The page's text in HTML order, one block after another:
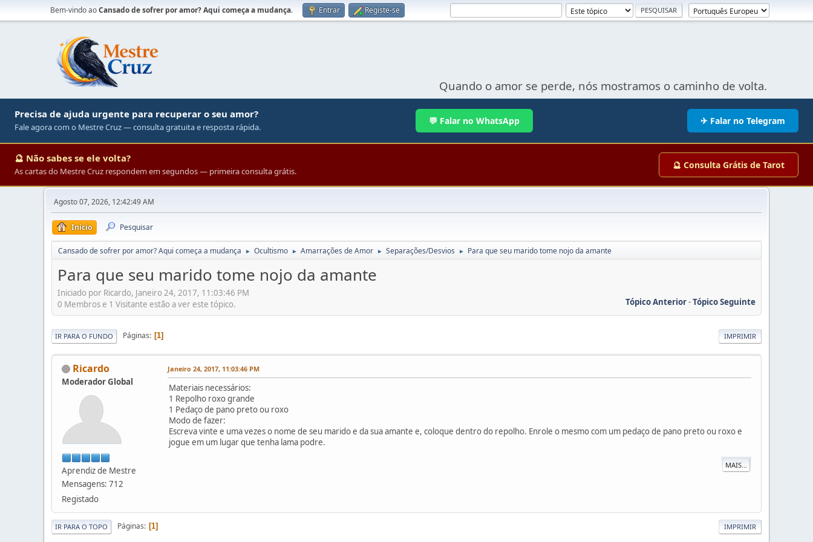
Bem-vindo aoCansado de sofrer por amor? Aqui começa a mudança. Entrar Registe-se
Quando o amor se perde, nós mostramos o caminho de volta.
Precisa de ajuda urgente para recuperar o seu amor?
Fale agora com o Mestre Cruz — consulta gratuita e resposta rápida.
💬 Falar no WhatsApp ✈ Falar no Telegram
🔮 Não sabes se ele volta?
As cartas do Mestre Cruz respondem em segundos — primeira consulta grátis.
🔮 Consulta Grátis de Tarot
Agosto 07, 2026, 12:42:49 AM
Início Pesquisar
Cansado de sofrer por amor? Aqui começa a mudança ► Ocultismo ► Amarrações de Amor ► Separações/Desvios ► Para que seu marido tome nojo da amante
Para que seu marido tome nojo da amante
Iniciado por Ricardo, Janeiro 24, 2017, 11:03:46 PM
Tópico Anterior-Tópico Seguinte
0 Membros e 1 Visitante estão a ver este tópico.
IMPRIMIR
IR PARA O FUNDO Páginas 1
Ricardo
Moderador Global
Aprendiz de Mestre
Mensagens: 712
Registado
Janeiro 24, 2017, 11:03:46 PM
Materiais necessários:
1 Repolho roxo grande
1 Pedaço de pano preto ou roxo
Modo de fazer:
Escreva vinte e uma vezes o nome de seu marido e da sua amante e, coloque dentro do repolho. Enrole o mesmo com um pedaço de pano preto ou roxo e
jogue em um lugar que tenha lama podre.
MAIS...
IMPRIMIR
IR PARA O TOPO Páginas 1